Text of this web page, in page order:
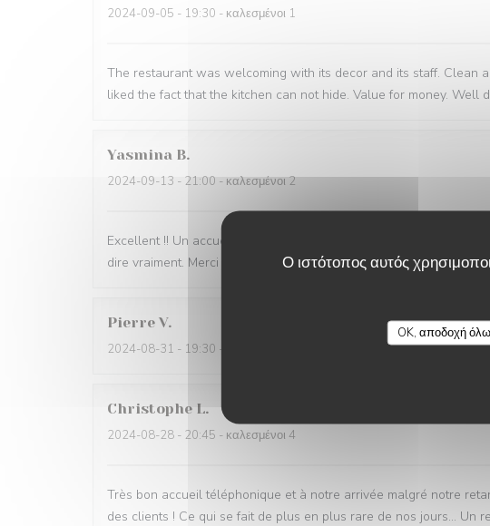
Ο ιστότοπος αυτός
OK, αποδοχή
2024-09-05 - 19:30 - καλεσμένοι 1
The restaurant was welcoming with its decor and its staff. Clean
liked the fact that the kitchen can not hide. Value for money.
Yasmina B
2024-09-13 - 21:00 - καλεσμένοι 2
Excellent !! Un accueil et service au top, une belle déco, vu sur la
dire vraiment. Merci
Pierre V
2024-08-31 - 19:30 - καλεσμένοι 2
Christophe L
2024-08-28 - 20:45 - καλεσμένοι 4
Très bon accueil téléphonique et à notre arrivée malgré notre
des clients ! Ce qui se fait de plus en plus rare de nos jours… Un